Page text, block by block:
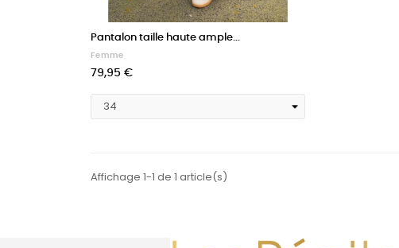
Pantalon taille haute ample...
Femme
79,95 €
Affichage 1-1 de 1 article(s)